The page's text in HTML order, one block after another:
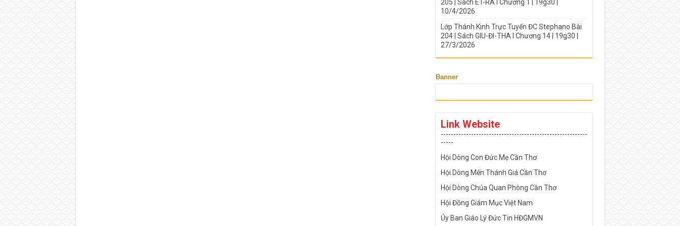
205 | Sách ÉT-RA I Chương 1 | 19g30 |
10/4/2026
Lớp Thánh Kinh Trực Tuyến ĐC Stephano Bài
204 | Sách GIU-ĐI-THA I Chương 14 | 19g30 |
27/3/2026
Banner
Link Website
----------------------------------------------------------
-----
Hội Dòng Con Đức Mẹ Cần Thơ
Hội Dòng Mến Thánh Giá Cần Thơ
Hội Dòng Chúa Quan Phòng Cần Thơ
Hội Đồng Giám Mục Việt Nam
Ủy Ban Giáo Lý Đức Tin HĐGMVN